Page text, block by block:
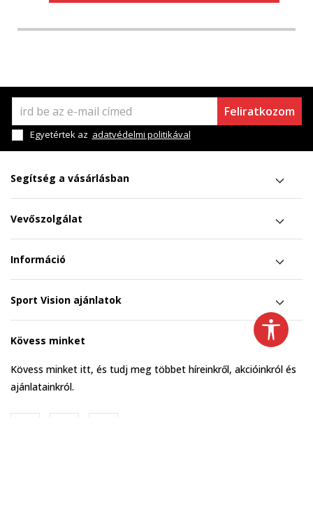
Feliratkozom
Egyetértek az adatvédelmi politikával
Segítség a vásárlásban
Vevőszolgálat
Információ
Sport Vision ajánlatok
Kövess minket
Kövess minket itt, és tudj meg többet híreinkről, akcióinkról és
ajánlatainkról.